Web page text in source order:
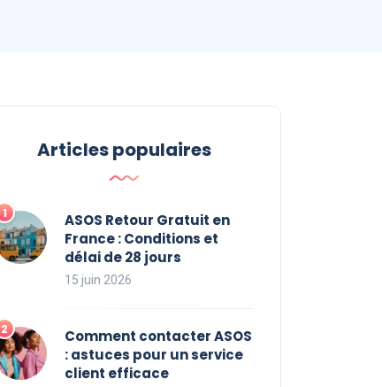
Articles populaires
ASOS Retour Gratuit en
France : Conditions et
délai de 28 jours
15 juin 2026
Comment contacter ASOS
: astuces pour un service
client efficace